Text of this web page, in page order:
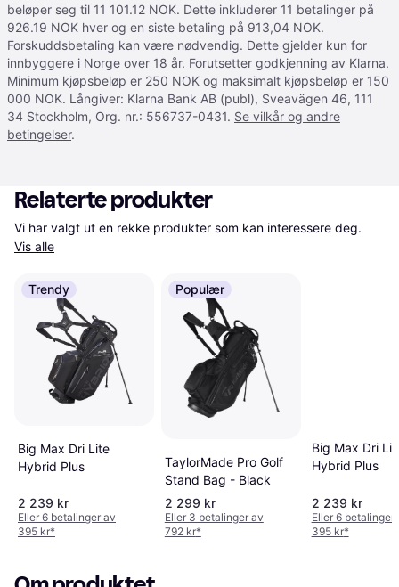
beløper seg til 11 101.12 NOK. Dette inkluderer 11 betalinger på
926.19 NOK hver og en siste betaling på 913,04 NOK.
Forskuddsbetaling kan være nødvendig. Dette gjelder kun for
innbyggere i Norge over 18 år. Forutsetter godkjenning av Klarna.
Minimum kjøpsbeløp er 250 NOK og maksimalt kjøpsbeløp er 150
000 NOK. Långiver: Klarna Bank AB (publ), Sveavägen 46, 111
34 Stockholm, Org. nr.: 556737-0431. Se vilkår og andre
betingelser.
Relaterte produkter
Vis alle
Trendy
Big Max Dri Lite
Hybrid Plus
2 239 kr
Eller 6 betalinger av
395 kr*
Populær
TaylorMade Pro Golf
Stand Bag - Black
2 299 kr
Eller 3 betalinger av
792 kr*
Big Max Dri
Hybrid Plus
2 239 kr
Eller 6 betalinger
395 kr*